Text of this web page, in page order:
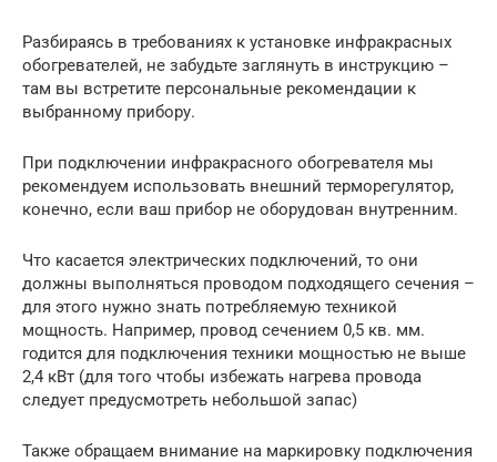
Разбираясь в требованиях к установке инфракрасных
обогревателей, не забудьте заглянуть в инструкцию –
там вы встретите персональные рекомендации к
выбранному прибору.
При подключении инфракрасного обогревателя мы
рекомендуем использовать внешний терморегулятор,
конечно, если ваш прибор не оборудован внутренним.
Что касается электрических подключений, то они
должны выполняться проводом подходящего сечения –
для этого нужно знать потребляемую техникой
мощность. Например, провод сечением 0,5 кв. мм.
годится для подключения техники мощностью не выше
2,4 кВт (для того чтобы избежать нагрева провода
следует предусмотреть небольшой запас)
Также обращаем внимание на маркировку подключения